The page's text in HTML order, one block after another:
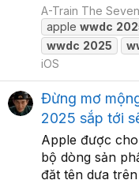
A-Train The Seven
apple wwdc
wwdc 2025
iOS
Đừng mơ
2025 sắp tới
Apple được
bộ dòng sản
đặt tên dựa